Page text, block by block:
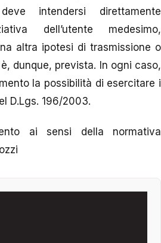
intendersi direttamente
dell’utente medesimo,
altra ipotesi di trasmissione o
dunque, prevista. In ogni caso,
la possibilità di esercitare i
D.Lgs. 196/2003.
ai sensi della normativa